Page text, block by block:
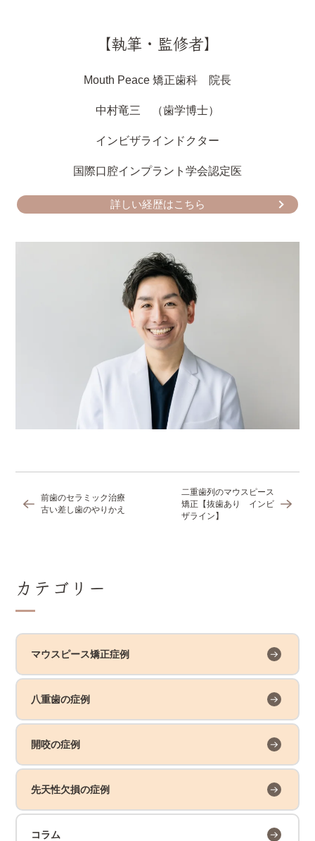
【執筆・監修者】
Mouth Peace 矯正歯科 院長
中村竜三 （歯学博士）
インビザラインドクター
国際口腔インプラント学会認定医
詳しい経歴はこちら
前歯のセラミック治療
古い差し歯のやりかえ
二重歯列のマウスピース
矯正【抜歯あり インビ
ザライン】
カテゴリー
マウスピース矯正症例
八重歯の症例
開咬の症例
先天性欠損の症例
コラム